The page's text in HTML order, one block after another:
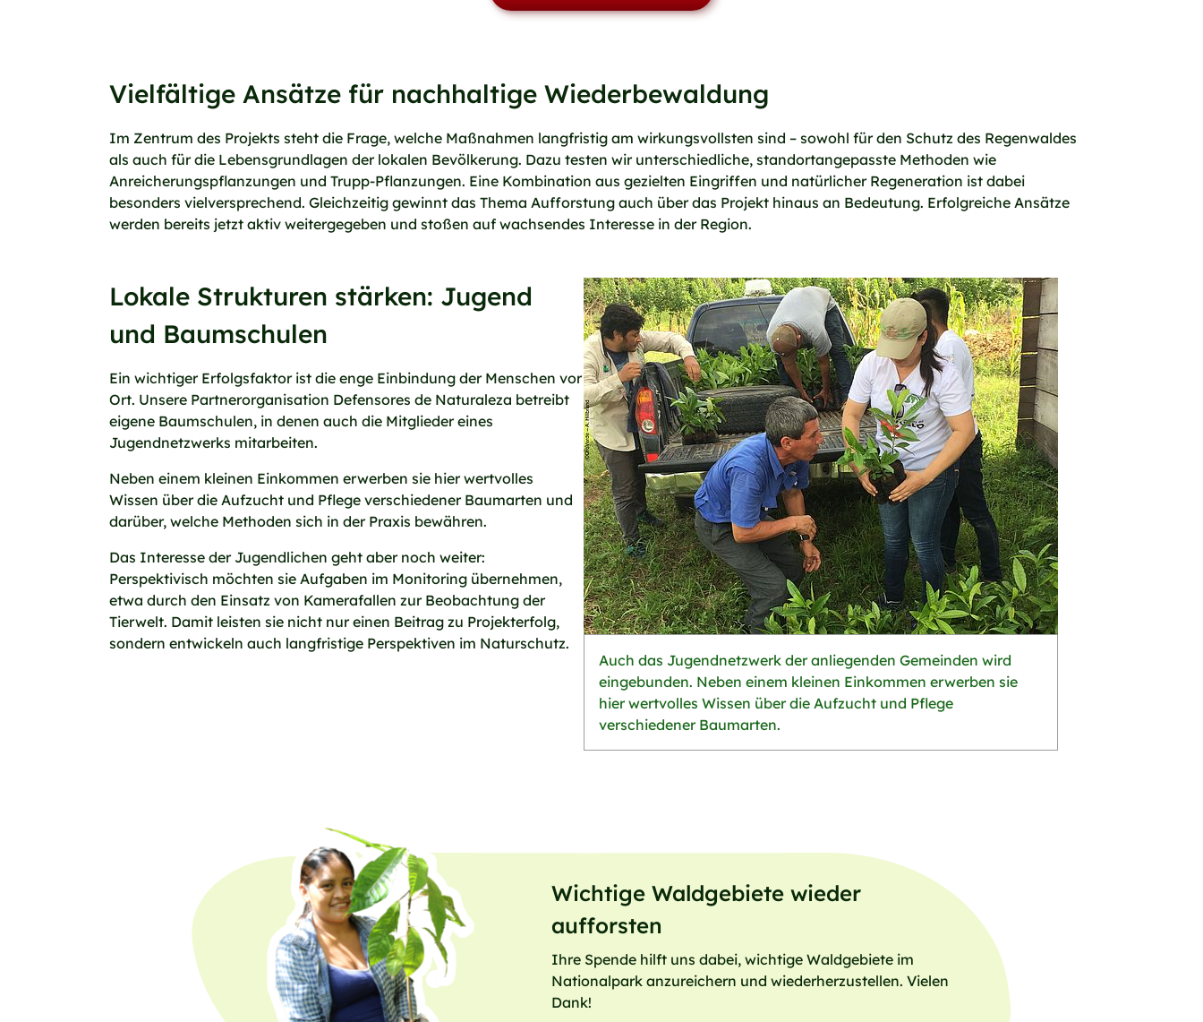
Vielfältige Ansätze für nachhaltige Wiederbewaldung
Im Zentrum des Projekts steht die Frage, welche Maßnahmen langfristig am wirkungsvollsten sind – sowohl für den Schutz des Regenwaldes
als auch für die Lebensgrundlagen der lokalen Bevölkerung. Dazu testen wir unterschiedliche, standortangepasste Methoden wie
Anreicherungspflanzungen und Trupp-Pflanzungen. Eine Kombination aus gezielten Eingriffen und natürlicher Regeneration ist dabei
besonders vielversprechend. Gleichzeitig gewinnt das Thema Aufforstung auch über das Projekt hinaus an Bedeutung. Erfolgreiche Ansätze
werden bereits jetzt aktiv weitergegeben und stoßen auf wachsendes Interesse in der Region.
Auch das Jugendnetzwerk der anliegenden Gemeinden wird
eingebunden. Neben einem kleinen Einkommen erwerben sie
hier wertvolles Wissen über die Aufzucht und Pflege
verschiedener Baumarten.
Lokale Strukturen stärken: Jugend
und Baumschulen
Ein wichtiger Erfolgsfaktor ist die enge Einbindung der Menschen vor
Ort. Unsere Partnerorganisation Defensores de Naturaleza betreibt
eigene Baumschulen, in denen auch die Mitglieder eines
Jugendnetzwerks mitarbeiten.
Neben einem kleinen Einkommen erwerben sie hier wertvolles
Wissen über die Aufzucht und Pflege verschiedener Baumarten und
darüber, welche Methoden sich in der Praxis bewähren.
Das Interesse der Jugendlichen geht aber noch weiter:
Perspektivisch möchten sie Aufgaben im Monitoring übernehmen,
etwa durch den Einsatz von Kamerafallen zur Beobachtung der
Tierwelt. Damit leisten sie nicht nur einen Beitrag zu Projekterfolg,
sondern entwickeln auch langfristige Perspektiven im Naturschutz.
Wichtige Waldgebiete wieder
aufforsten
Ihre Spende hilft uns dabei, wichtige Waldgebiete im
Nationalpark anzureichern und wiederherzustellen. Vielen
Dank!